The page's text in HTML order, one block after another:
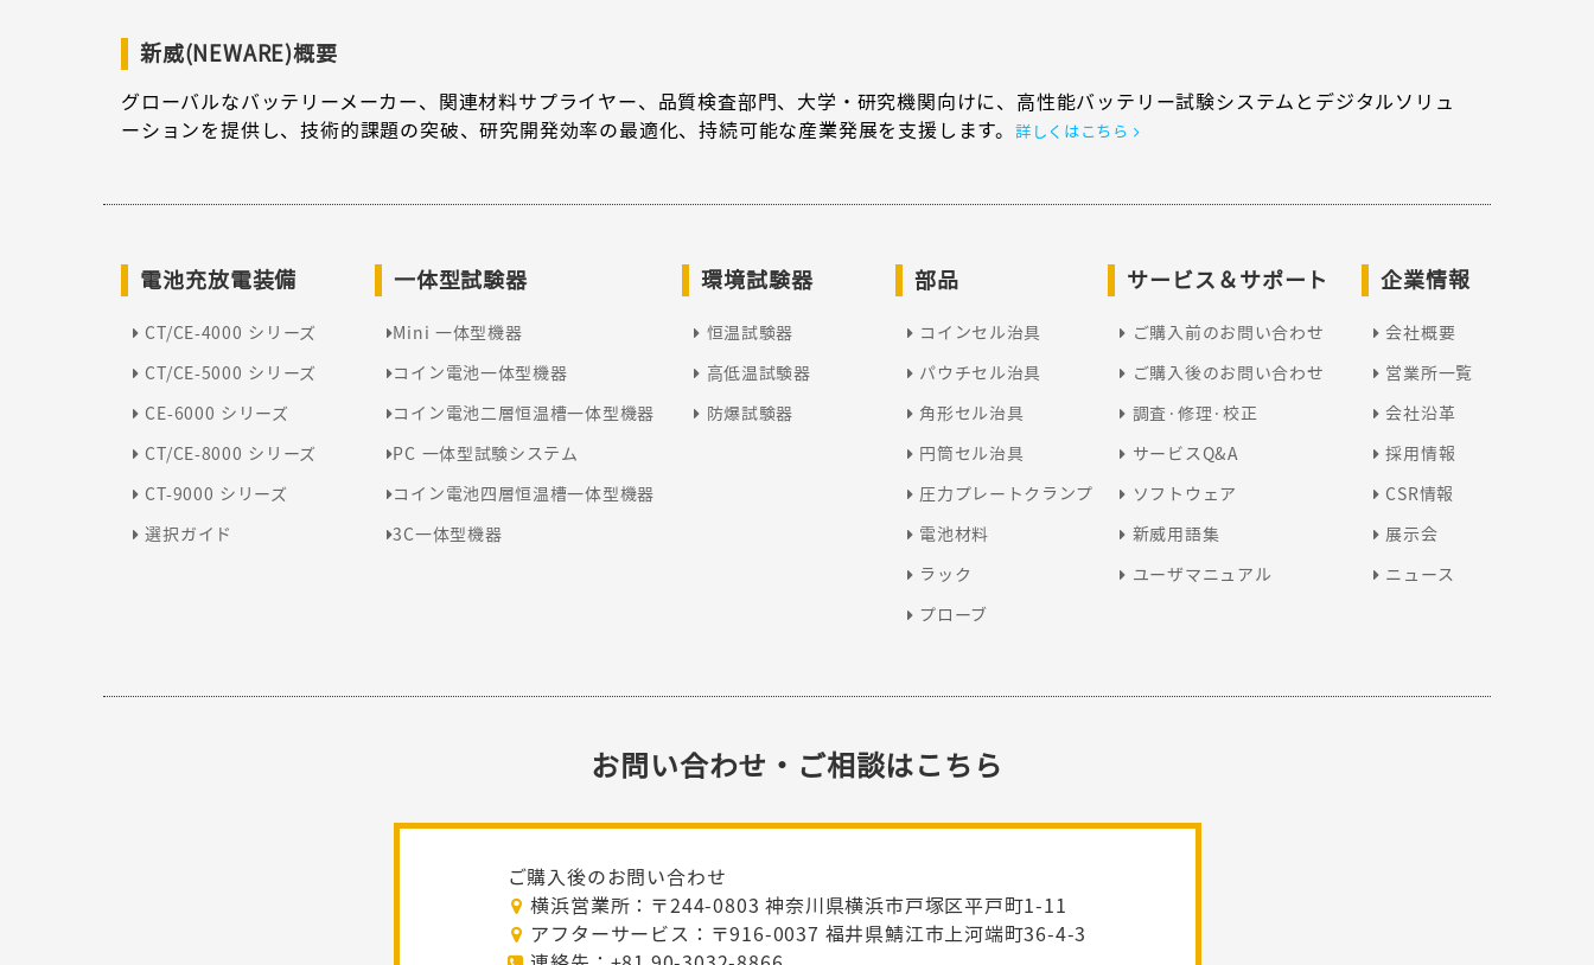
新威(NEWARE)概要
グローバルなバッテリーメーカー、関連材料サプライヤー、品質検査部門、大学・研究機関向けに、高性能バッテリー試験システムとデジタルソリュ
ーションを提供し、技術的課題の突破、研究開発効率の最適化、持続可能な産業発展を支援します。 詳しくはこちら
電池充放電装備
CT/CE-4000 シリーズ
CT/CE-5000 シリーズ
CE-6000 シリーズ
CT/CE-8000 シリーズ
CT-9000 シリーズ
選択ガイド
一体型試験器
Mini 一体型機器
コイン電池一体型機器
コイン電池二層恒温槽一体型機器
PC 一体型試験システム
コイン電池四層恒温槽一体型機器
3C一体型機器
環境試験器
恒温試験器
高低温試験器
防爆試験器
部品
コインセル治具
パウチセル治具
角形セル治具
円筒セル治具
圧力プレートクランプ
電池材料
ラック
プローブ
サービス＆サポート
ご購入前のお問い合わせ
ご購入後のお問い合わせ
調査·修理·校正
サービスQ&A
ソフトウェア
新威用語集
ユーザマニュアル
企業情報
会社概要
営業所一覧
会社沿革
採用情報
CSR情報
展示会
ニュース
お問い合わせ・ご相談はこちら
ご購入後のお問い合わせ
横浜営業所：〒244-0803 神奈川県横浜市戸塚区平戸町1-11
アフターサービス：〒916-0037 福井県鯖江市上河端町36-4-3